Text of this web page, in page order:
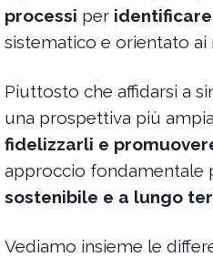
processi per
sistematico e orientato ai
Piuttosto che affidarsi a
una prospettiva più
fidelizzarli e
approccio fondamentale
sostenibile e a lungo
Vediamo insieme le